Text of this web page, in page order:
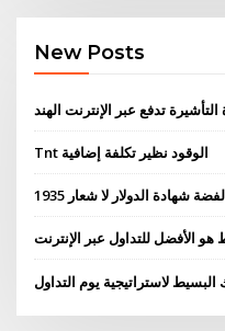
New Posts
التأشيرة تدفع عبر الإنترنت الهند
Tnt الوقود نظير تكلفة إضافية
الفضة شهادة الدولار لا شعار
الأفضل للتداول عبر الإنترنت
لاستراتيجية يوم التداول